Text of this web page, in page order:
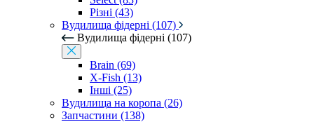
Різні (43)
Вудилища фідерні (107)
Вудилища фідерні (107)
Brain (69)
X-Fish (13)
Інші (25)
Вудилища на коропа (26)
Запчастини (138)